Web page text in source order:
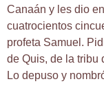
Canaán y les dio
cuatrocientos
profeta Samuel.
de Quis, de la tribu
Lo depuso y